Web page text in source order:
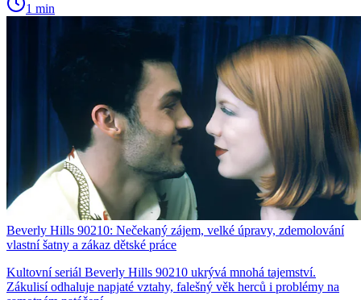
1 min
Beverly Hills 90210: Nečekaný zájem, velké úpravy, zdemolování
vlastní šatny a zákaz dětské práce
Kultovní seriál Beverly Hills 90210 ukrývá mnohá tajemství.
Zákulisí odhaluje napjaté vztahy, falešný věk herců i problémy na